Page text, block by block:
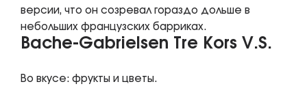
версии, что он созревал гораздо дольше в
небольших французских барриках.
Bache-Gabrielsen Tre Kors V.S.
Во вкусе: фрукты и цветы.